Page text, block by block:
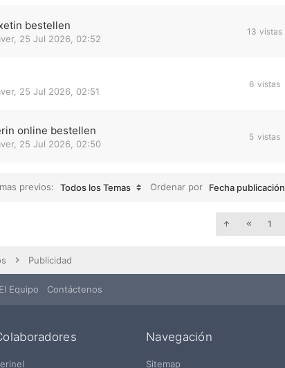
bestellen
, 25 Jul 2026, 02:52
13 vistas
, 25 Jul 2026, 02:51
6 vistas
online bestellen
, 25 Jul 2026, 02:50
5 vistas
previos: Todos los Temas Ordenar por Fecha publicación
1
Publicidad
El Equipo Contáctenos
Navegación
Sitemap